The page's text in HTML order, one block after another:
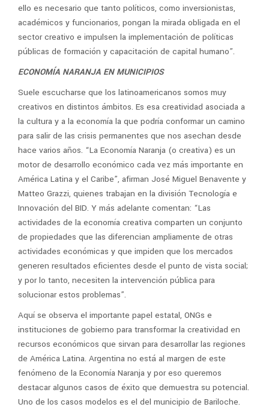
ello es necesario que tanto políticos, como inversionistas,
académicos y funcionarios, pongan la mirada obligada en el
sector creativo e impulsen la implementación de políticas
públicas de formación y capacitación de capital humano”.
ECONOMÍA NARANJA EN MUNICIPIOS
Suele escucharse que los latinoamericanos somos muy
creativos en distintos ámbitos. Es esa creatividad asociada a
la cultura y a la economía la que podría conformar un camino
para salir de las crisis permanentes que nos asechan desde
hace varios años. “La Economía Naranja (o creativa) es un
motor de desarrollo económico cada vez más importante en
América Latina y el Caribe”, afirman José Miguel Benavente y
Matteo Grazzi, quienes trabajan en la división Tecnología e
Innovación del BID. Y más adelante comentan: “Las
actividades de la economía creativa comparten un conjunto
de propiedades que las diferencian ampliamente de otras
actividades económicas y que impiden que los mercados
generen resultados eficientes desde el punto de vista social;
y por lo tanto, necesiten la intervención pública para
solucionar estos problemas”.
Aquí se observa el importante papel estatal, ONGs e
instituciones de gobierno para transformar la creatividad en
recursos económicos que sirvan para desarrollar las regiones
de América Latina. Argentina no está al margen de este
fenómeno de la Economía Naranja y por eso queremos
destacar algunos casos de éxito que demuestra su potencial.
Uno de los casos modelos es el del municipio de Bariloche.